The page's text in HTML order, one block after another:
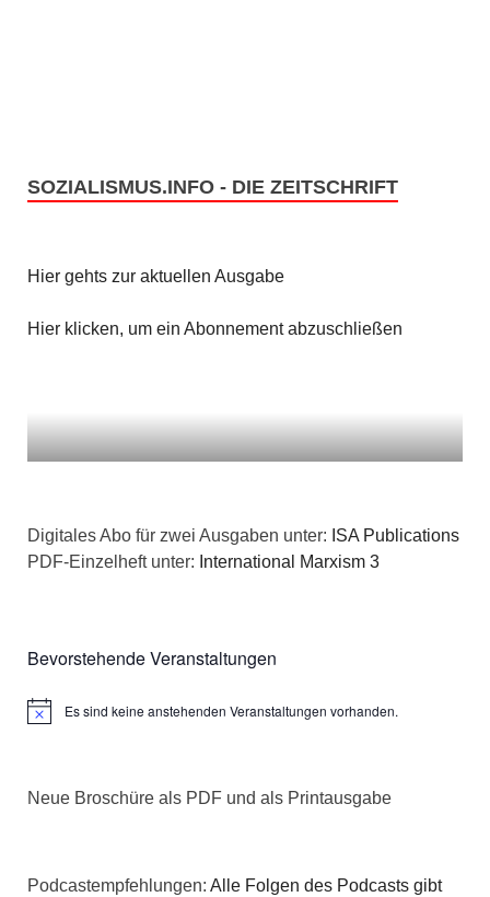
SOZIALISMUS.INFO - DIE ZEITSCHRIFT
Hier gehts zur aktuellen Ausgabe
Hier klicken, um ein Abonnement abzuschließen
Digitales Abo für zwei Ausgaben unter: ISA Publications
PDF-Einzelheft unter: International Marxism 3
Bevorstehende Veranstaltungen
HinweisEs sind keine anstehenden Veranstaltungen vorhanden.
Neue Broschüre als PDF und als Printausgabe
Podcastempfehlungen: Alle Folgen des Podcasts gibt